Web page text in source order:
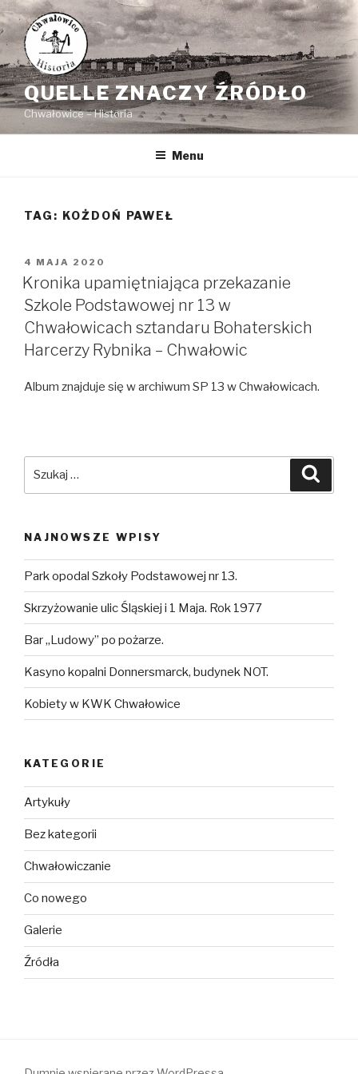
Przejdź
do
treści
QUELLE ZNACZY ŹRÓDŁO
Chwałowice – Historia
Menu
TAG: KOŻDOŃ PAWEŁ
OPUBLIKOWANE
W
4 MAJA 2020
Kronika upamiętniająca przekazanie
Szkole Podstawowej nr 13 w
Chwałowicach sztandaru Bohaterskich
Harcerzy Rybnika – Chwałowic
Album znajduje się w archiwum SP 13 w Chwałowicach.
NAJNOWSZE WPISY
Park opodal Szkoły Podstawowej nr 13.
Skrzyżowanie ulic Śląskiej i 1 Maja. Rok 1977
Bar „Ludowy” po pożarze.
Kasyno kopalni Donnersmarck, budynek NOT.
Kobiety w KWK Chwałowice
KATEGORIE
Artykuły
Bez kategorii
Chwałowiczanie
Co nowego
Galerie
Źródła